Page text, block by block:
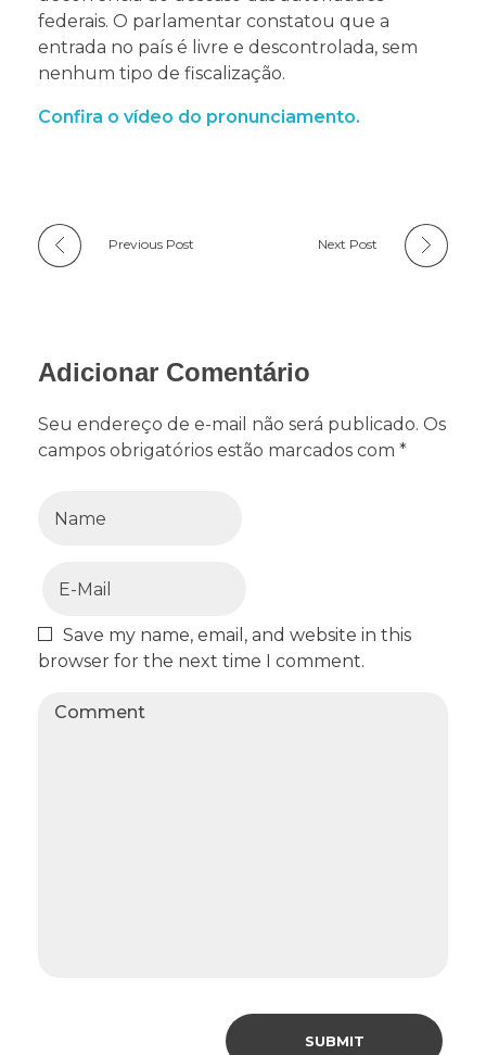
federais. O parlamentar constatou que a
entrada no país é livre e descontrolada, sem
nenhum tipo de fiscalização.
Confira o vídeo do pronunciamento.
Previous Post Next Post
Adicionar Comentário
Seu endereço de e-mail não será publicado. Os
campos obrigatórios estão marcados com *
Save my name, email, and website in this
browser for the next time I comment.